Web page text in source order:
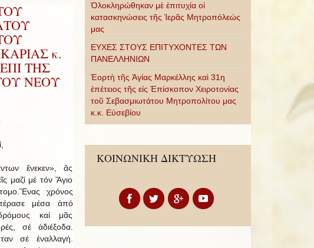
κ.
ΤΗΣ
ΝΕΟΥ
ἕνεκεν», ἄς
μαζί μέ τόν Ἅγιο
χρόνος
μέσα ἀπό
καί μᾶς
σέ ἀδιέξοδα.
σέ ἐναλλαγή.
Ὁλοκληρώθηκαν μὲ ἐπιτυχία οἱ
κατασκηνώσεις τῆς Ἱερᾶς Μητροπόλεώς
μας
ΕΥΧΕΣ ΣΤΟΥΣ ΕΠΙΤΥΧΟΝΤΕΣ ΤΩΝ
ΠΑΝΕΛΛΗΝΙΩΝ
Ἑορτὴ τῆς Ἁγίας Μαρκέλλης καὶ 31η
ἐπέτειος τῆς εἰς Ἐπίσκοπον Χειροτονίας
τοῦ Σεβασμιωτάτου Μητροπολίτου μας
κ.κ. Εὐσεβίου
ΚΟΙΝΩΝΙΚΗ ΔΙΚΤΥΩΣΗ